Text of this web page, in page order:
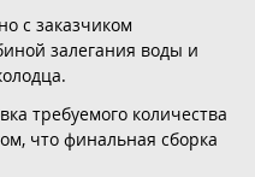
с заказчиком
залегания воды и
требуемого количества
что финальная сборка